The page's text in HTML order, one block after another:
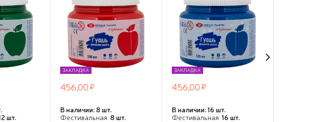
шт.
ЗАКЛАДКА
456,00
В наличии: 8 шт.
Фестивальная: 8 шт.
ЗАКЛАДКА
456,00
В наличии: 16 шт.
Фестивальная: 16 шт.